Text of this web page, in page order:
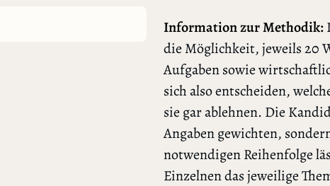
Information zur Methodik:
die Möglichkeit, jeweils 20
Aufgaben sowie
sich also entscheiden,
sie gar ablehnen. Die
Angaben gewichten,
notwendigen Reihenfolge
Einzelnen das jeweilige